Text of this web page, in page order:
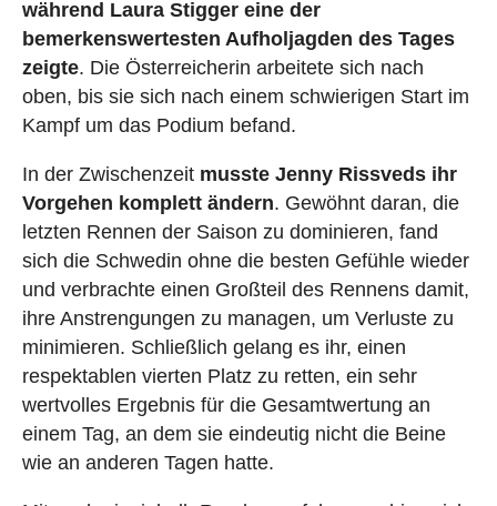
während Laura Stigger eine der
bemerkenswertesten Aufholjagden des Tages
zeigte. Die Österreicherin arbeitete sich nach
oben, bis sie sich nach einem schwierigen Start im
Kampf um das Podium befand.
In der Zwischenzeit musste Jenny Rissveds ihr
Vorgehen komplett ändern. Gewöhnt daran, die
letzten Rennen der Saison zu dominieren, fand
sich die Schwedin ohne die besten Gefühle wieder
und verbrachte einen Großteil des Rennens damit,
ihre Anstrengungen zu managen, um Verluste zu
minimieren. Schließlich gelang es ihr, einen
respektablen vierten Platz zu retten, ein sehr
wertvolles Ergebnis für die Gesamtwertung an
einem Tag, an dem sie eindeutig nicht die Beine
wie an anderen Tagen hatte.